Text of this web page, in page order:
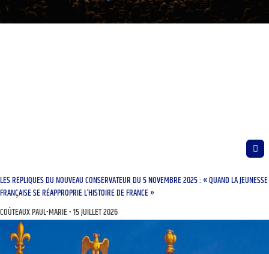
LES RÉPLIQUES DU NOUVEAU CONSERVATEUR DU 5 NOVEMBRE 2025 : « QUAND LA JEUNESSE
FRANÇAISE SE RÉAPPROPRIE L’HISTOIRE DE FRANCE »
COÛTEAUX PAUL-MARIE 15 JUILLET 2026